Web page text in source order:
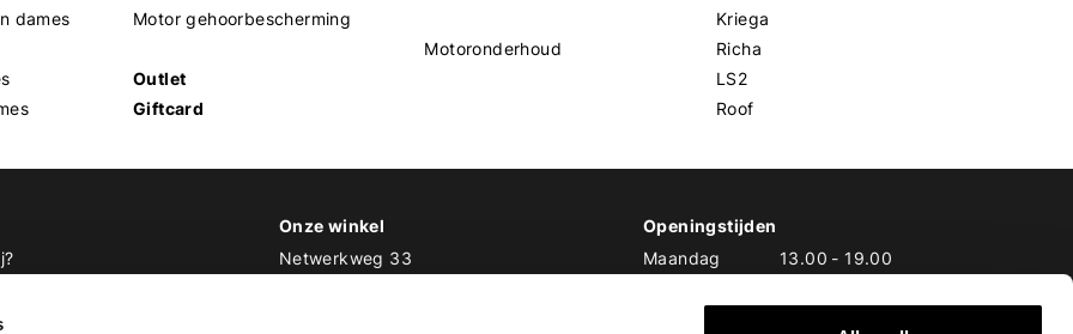
dames
Motor gehoorbescherming
Outlet
Giftcard
Motoronderhoud
Kriega
Richa
LS2
Roof
Outfit
Onze winkel
Netwerkweg 33
Openingstijden
Maandag
13.00 - 19.00
Woensdag
10.00-19.00